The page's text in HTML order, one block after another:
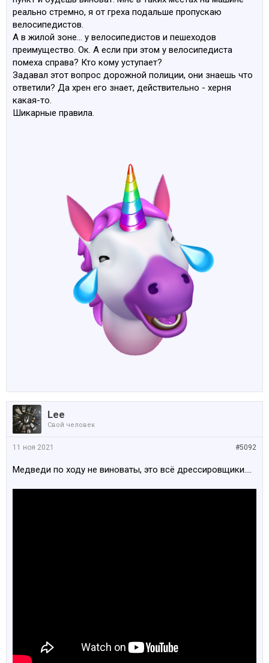
реально стремно, я от греха подальше пропускаю
велосипедистов.
А в жилой зоне… у велосипедистов и пешеходов
преимущество. Ок. А если при этом у велосипедиста
помеха справа? Кто кому уступает?
Задавал этот вопрос дорожной полиции, они знаешь что
ответили? Да хрен его знает, действительно - херня
какая-то.
Шикарные правила.
Lee
Свой человек
#5092
11 ноя 2021
Медведи по ходу не виноваты, это всё дрессировщики....